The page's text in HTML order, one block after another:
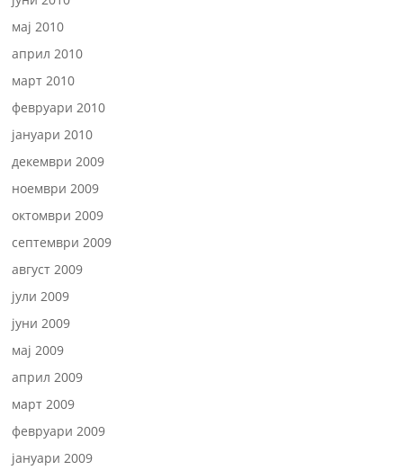
мај 2010
април 2010
март 2010
февруари 2010
јануари 2010
декември 2009
ноември 2009
октомври 2009
септември 2009
август 2009
јули 2009
јуни 2009
мај 2009
април 2009
март 2009
февруари 2009
јануари 2009